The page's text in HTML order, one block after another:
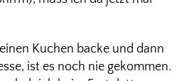
Kuchen backe und dann
ist es noch nie gekommen.